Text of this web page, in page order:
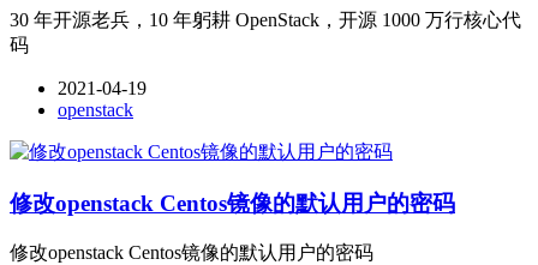
30 年开源老兵，10 年躬耕 OpenStack，开源 1000 万行核心代
码
2021-04-19
openstack
修改openstack Centos镜像的默认用户的密码
修改openstack Centos镜像的默认用户的密码